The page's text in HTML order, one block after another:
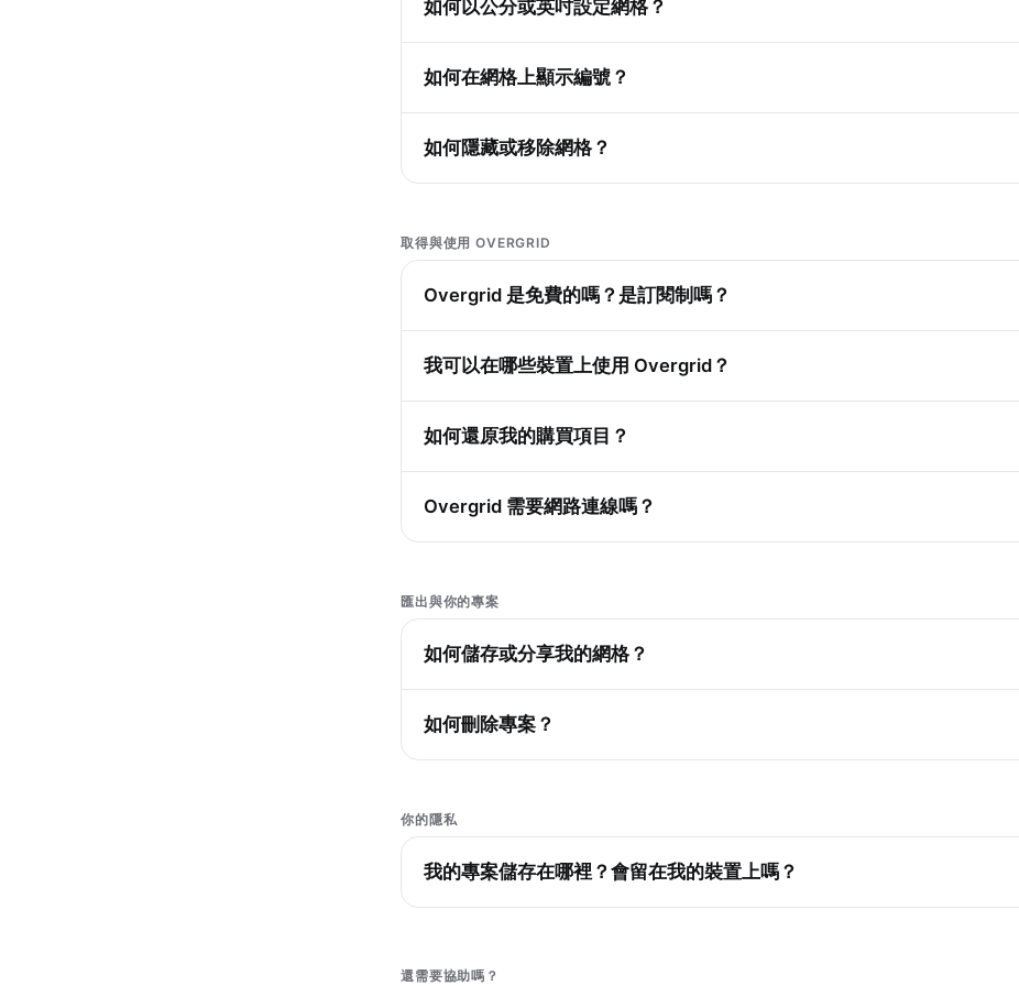
如何以公分或英吋設定網格？
如何在網格上顯示編號？
如何隱藏或移除網格？
取得與使用 OVERGRID
Overgrid 是免費的嗎？是訂閱制嗎？
我可以在哪些裝置上使用 Overgrid？
如何還原我的購買項目？
Overgrid 需要網路連線嗎？
匯出與你的專案
如何儲存或分享我的網格？
如何刪除專案？
你的隱私
我的專案儲存在哪裡？會留在我的裝置上嗎？
還需要協助嗎？